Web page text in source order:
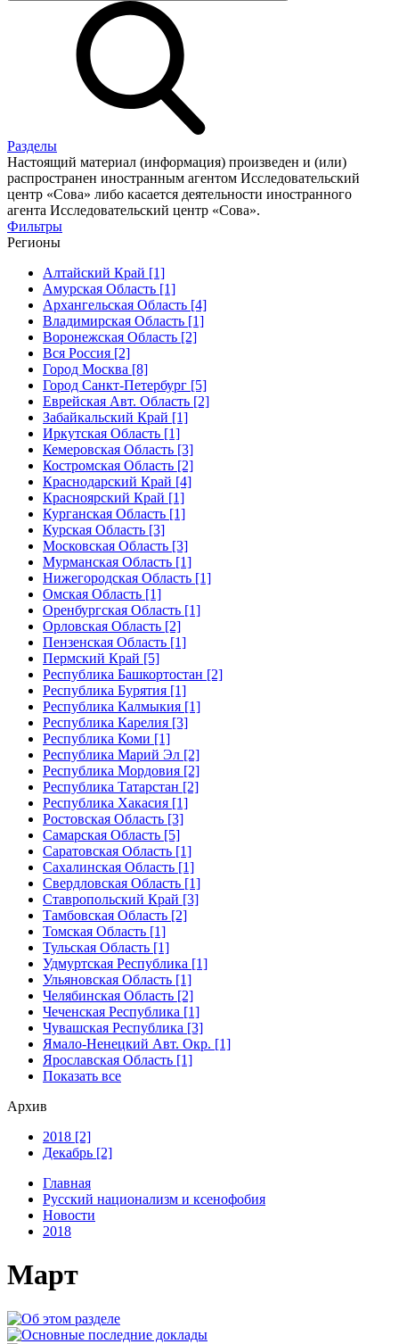
Разделы
Настоящий материал (информация) произведен и (или)
распространен иностранным агентом Исследовательский
центр «Сова» либо касается деятельности иностранного
агента Исследовательский центр «Сова».
Фильтры
Регионы
Алтайский Край [1]
Амурская Область [1]
Архангельская Область [4]
Владимирская Область [1]
Воронежская Область [2]
Вся Россия [2]
Город Москва [8]
Город Санкт-Петербург [5]
Еврейская Авт. Область [2]
Забайкальский Край [1]
Иркутская Область [1]
Кемеровская Область [3]
Костромская Область [2]
Краснодарский Край [4]
Красноярский Край [1]
Курганская Область [1]
Курская Область [3]
Московская Область [3]
Мурманская Область [1]
Нижегородская Область [1]
Омская Область [1]
Оренбургская Область [1]
Орловская Область [2]
Пензенская Область [1]
Пермский Край [5]
Республика Башкортостан [2]
Республика Бурятия [1]
Республика Калмыкия [1]
Республика Карелия [3]
Республика Коми [1]
Республика Марий Эл [2]
Республика Мордовия [2]
Республика Татарстан [2]
Республика Хакасия [1]
Ростовская Область [3]
Самарская Область [5]
Саратовская Область [1]
Сахалинская Область [1]
Свердловская Область [1]
Ставропольский Край [3]
Тамбовская Область [2]
Томская Область [1]
Тульская Область [1]
Удмуртская Республика [1]
Ульяновская Область [1]
Челябинская Область [2]
Чеченская Республика [1]
Чувашская Республика [3]
Ямало-Ненецкий Авт. Окр. [1]
Ярославская Область [1]
Показать все
Архив
2018 [2]
Декабрь [2]
Главная
Русский национализм и ксенофобия
Новости
2018
Март